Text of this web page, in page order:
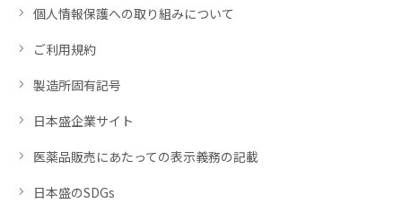
個人情報保護への取り組みについて
ご利用規約
製造所固有記号
日本盛企業サイト
医薬品販売にあたっての表示義務の記載
日本盛のSDGs